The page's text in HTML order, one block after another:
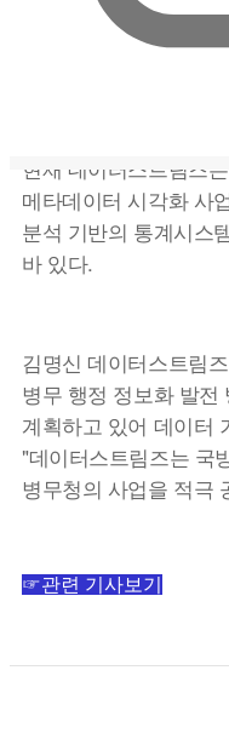
이번 세미나를 비롯해
사업 수행 경험 등을
현재 데이터스트림즈
메타데이터 시각화 사
분석 기반의 통계시스
바 있다.
김명신 데이터스트림
병무 행정 정보화 발
계획하고 있어 데이터
"데이터스트림즈는 국
병무청의 사업을 적극
☞관련 기사보기